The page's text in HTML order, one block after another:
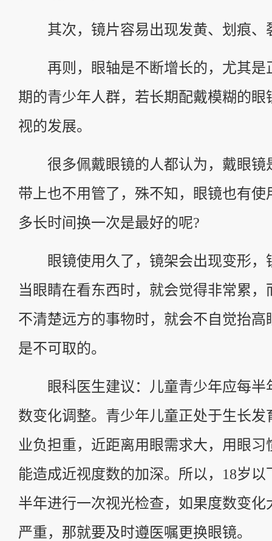
其次，镜片容易出现发黄、划痕、
再则，眼轴是不断增长的，尤其是
期的青少年人群，若长期配戴模糊的眼
视的发展。
很多佩戴眼镜的人都认为，戴眼镜
带上也不用管了，殊不知，眼镜也有使
多长时间换一次是最好的呢?
眼镜使用久了，镜架会出现变形，
当眼睛在看东西时，就会觉得非常累，
不清楚远方的事物时，就会不自觉抬高
是不可取的。
眼科医生建议：儿童青少年应每半
数变化调整。青少年儿童正处于生长发
业负担重，近距离用眼需求大，用眼习
能造成近视度数的加深。所以，18岁以
半年进行一次视光检查，如果度数变化
严重，那就要及时遵医嘱更换眼镜。